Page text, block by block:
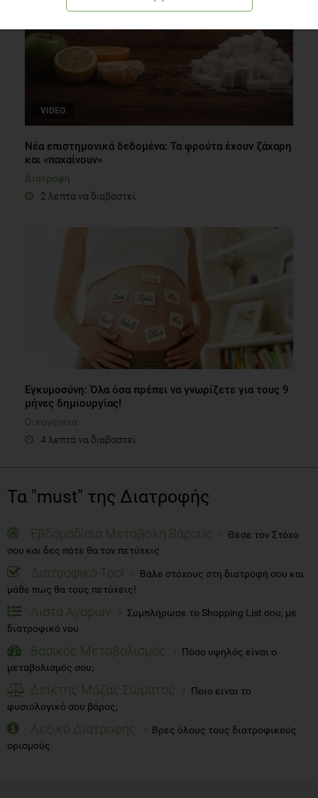
VIDEO
Νέα επιστημονικά δεδομένα: Τα φρούτα έχουν ζάχαρη
και «παχαίνουν»
Διατροφή
2 λεπτά να διαβαστεί
Εγκυμοσύνη: Όλα όσα πρέπει να γνωρίζετε για τους 9
μήνες δημιουργίας!
Οικογένεια
4 λεπτά να διαβαστεί
Τα "must" της Διατροφής
Εβδομαδίαια Μεταβολή Βάρους
Θέσε τον Στόχο
σου και δες πότε θα τον πετύχεις
Διατροφικό Tool
Βάλε στόχους στη διατροφή σου και
μάθε πώς θα τους πετύχεις!
Λίστα Αγορών
Συμπλήρωσε το Shopping List σου, με
διατροφικό νου
Βασικός Μεταβολισμός
Πόσο υψηλός είναι ο
μεταβολισμός σου;
Δείκτης Μάζας Σώματος
Ποιο είναι το
φυσιολογικό σου βάρος;
Λεξικό Διατροφής
Βρες όλους τους διατροφικούς
ορισμούς